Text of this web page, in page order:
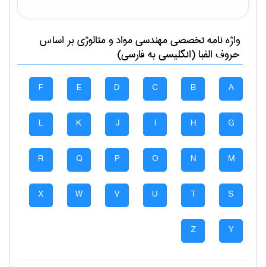
واژه نامه تخصصیمهندسی مواد و متالوژیبر اساس
حروف الفبا (انگلیسی به فارسی)
A
B
C
D
E
F
G
H
I
J
K
L
M
N
O
P
Q
R
S
T
U
V
W
X
Y
Z